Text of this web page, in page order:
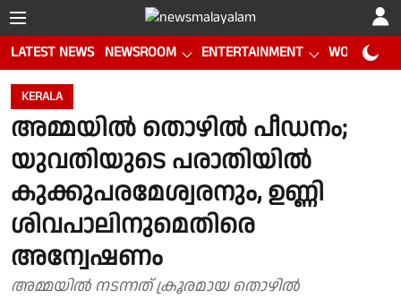
LATEST NEWS NEWSROOM ENTERTAINMENT WORLD CUP
KERALA
അമ്മയിൽ തൊഴിൽ പീഡനം;
യുവതിയുടെ പരാതിയിൽ
കുക്കുപരമേശ്വരനും, ഉണ്ണി
ശിവപാലിനുമെതിരെ
അന്വേഷണം
അമ്മയിൽ നടന്നത് ക്രൂരമായ തൊഴിൽ